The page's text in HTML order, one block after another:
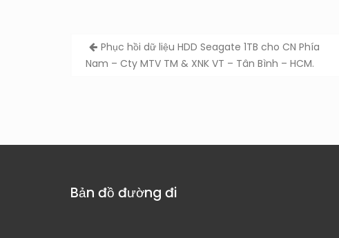
Post
navigation
Phục hồi dữ liệu HDD Seagate 1TB cho CN Phía
Nam – Cty MTV TM & XNK VT – Tân Bình – HCM.
Bản đồ đường đi